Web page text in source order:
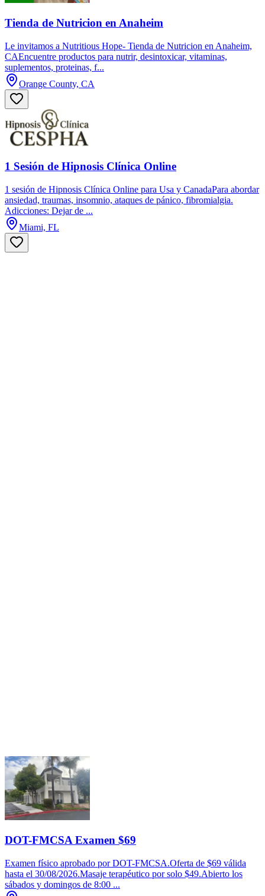
Tienda de Nutricion en Anaheim
Le invitamos a Nutritious Hope- Tienda de Nutricion en Anaheim,
CAEncuentre productos para nutrir, desintoxicar, vitaminas,
suplementos, proteinas, f...
Orange County, CA
1 Sesión de Hipnosis Clínica Online
1 sesión de Hipnosis Clínica Online para Usa y CanadaPara abordar
ansiedad, traumas, insomnio, ataques de pánico, fibromialgia.
Adicciones: Dejar de ...
Miami, FL
DOT-FMCSA Examen $69
Examen físico aprobado por DOT-FMCSA.Oferta de $69 válida
hasta el 30/08/2026.Masaje terapéutico por solo $49.Abierto los
sábados y domingos de 8:00 ...